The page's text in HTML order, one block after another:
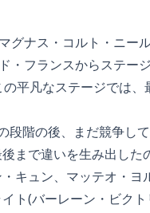
グナス・コルト・ニー
・フランスからステー
平凡なステージでは
段階の後、まだ競争し
まで違いを生み出し
キュン、マッテオ・
ト(バーレーン・ビク